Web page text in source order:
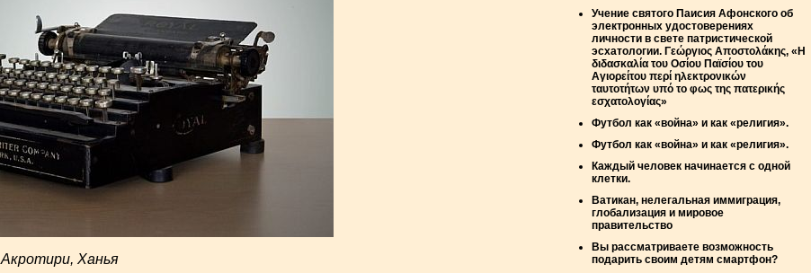
Акротири, Ханья
Учение святого Паисия Афонского об
электронных удостоверениях
личности в свете патристической
эсхатологии. Γεώργιος Αποστολάκης, «Η
διδασκαλία του Οσίου Παϊσίου του
Αγιορείτου περί ηλεκτρονικών
ταυτοτήτων υπό το φως της πατερικής
εσχατολογίας»
Футбол как «война» и как «религия».
Футбол как «война» и как «религия».
Каждый человек начинается с одной
клетки.
Ватикан, нелегальная иммиграция,
глобализация и мировое
правительство
Вы рассматриваете возможность
подарить своим детям смартфон?